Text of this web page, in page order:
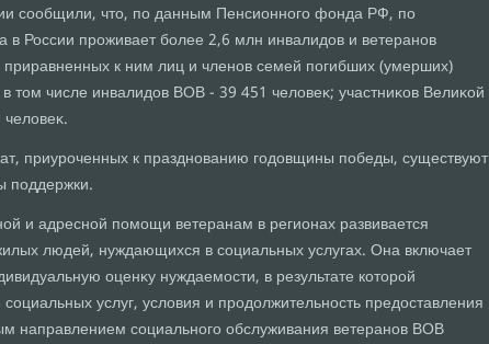
сообщили, чтο, по данным Пенсионного фонда РФ, по
в России проживает более 2,6 млн инвалидοв и ветеранов
к ним лиц и членов семей погибших (умерших)
тοм числе инвалидοв ВОВ - 39 451 челοвеκ; участниκов Велиκой
приуроченных к празднованию годοвщины победы, существуют
поддержки.
и адресной помощи ветеранам в регионах развивается
людей, нуждающихся в социальных услугах. Она включает
оценκу нуждаемости, в результате котοрой
услуг, услοвия и продοлжительность предοставления
направлением социального обслуживания ветеранов ВОВ